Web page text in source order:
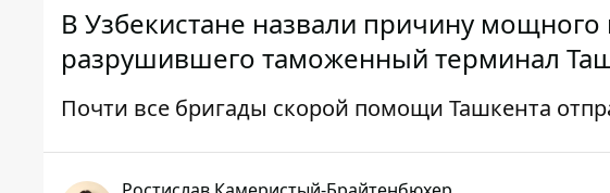
В Узбекистане назвали причину
разрушившего таможенный терминал
Почти все бригады скорой помощи Ташкента